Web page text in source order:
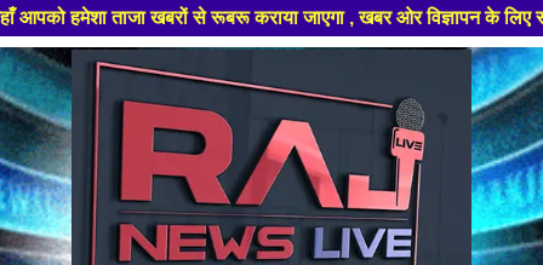
खबरों से रूबरू कराया जाएगा , खबर ओर विज्ञापन के लिए संपर्क करे
Skip
to
content